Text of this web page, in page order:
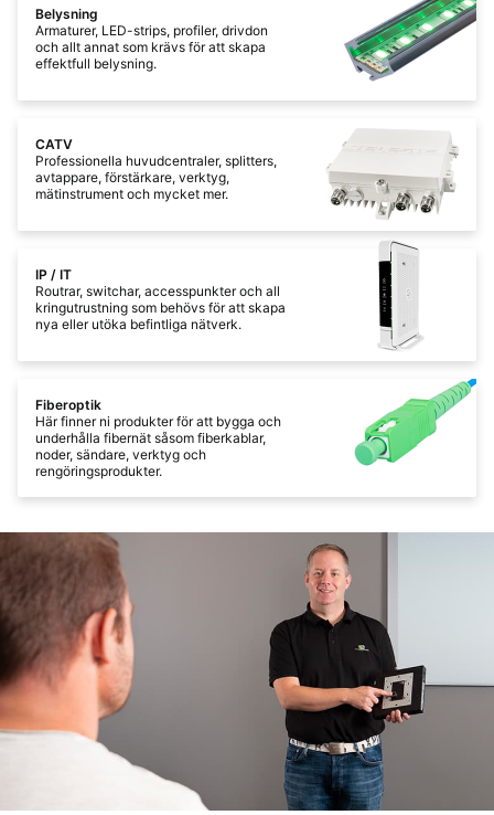
Belysning
Armaturer, LED-strips, profiler, drivdon
och allt annat som krävs för att skapa
effektfull belysning.
CATV
Professionella huvudcentraler, splitters,
avtappare, förstärkare, verktyg,
mätinstrument och mycket mer.
IP / IT
Routrar, switchar, accesspunkter och all
kringutrustning som behövs för att skapa
nya eller utöka befintliga nätverk.
Fiberoptik
Här finner ni produkter för att bygga och
underhålla fibernät såsom fiberkablar,
noder, sändare, verktyg och
rengöringsprodukter.